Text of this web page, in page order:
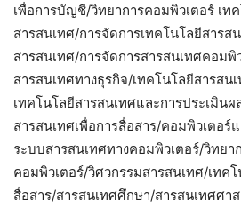
เพื่อการบัญชี/วิทยาการคอมพิวเตอร์ เท
สารสนเทศ/การจัดการเทคโนโลยีสารส
สารสนเทศ/การจัดการสารสนเทศคอมพิ
สารสนเทศทางธุรกิจ/เทคโนโลยีสารสน
เทคโนโลยีสารสนเทศและการประเมิน
สารสนเทศเพื่อการสื่อสาร/คอมพิวเตอร์
ระบบสารสนเทศทางคอมพิวเตอร์/วิทยา
คอมพิวเตอร์/วิศวกรรมสารสนเทศ/เทค
สื่อสาร/สารสนเทศศึกษา/สารสนเทศศา